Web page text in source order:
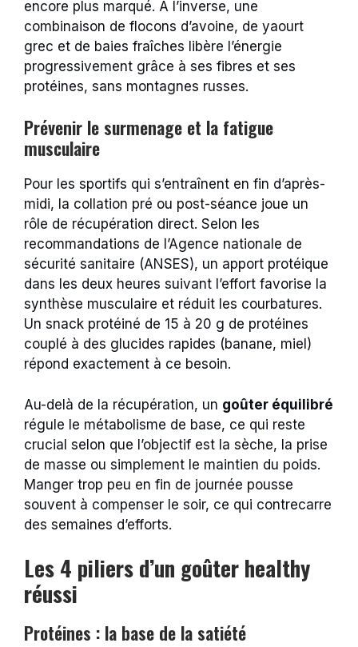
encore plus marqué. À l’inverse, une
combinaison de flocons d’avoine, de yaourt
grec et de baies fraîches libère l’énergie
progressivement grâce à ses fibres et ses
protéines, sans montagnes russes.
Prévenir le surmenage et la fatigue
musculaire
Pour les sportifs qui s’entraînent en fin d’après-
midi, la collation pré ou post-séance joue un
rôle de récupération direct. Selon les
recommandations de l’Agence nationale de
sécurité sanitaire (ANSES), un apport protéique
dans les deux heures suivant l’effort favorise la
synthèse musculaire et réduit les courbatures.
Un snack protéiné de 15 à 20 g de protéines
couplé à des glucides rapides (banane, miel)
répond exactement à ce besoin.
Au-delà de la récupération, un goûter équilibré
régule le métabolisme de base, ce qui reste
crucial selon que l’objectif est la sèche, la prise
de masse ou simplement le maintien du poids.
Manger trop peu en fin de journée pousse
souvent à compenser le soir, ce qui contrecarre
des semaines d’efforts.
Les 4 piliers d’un goûter healthy
réussi
Protéines : la base de la satiété